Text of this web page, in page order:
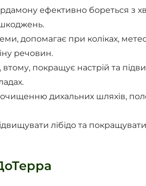
ефективно бореться з
допомагає при коліках,
речовин.
покращує настрій та
дихальних шляхів,
лібідо та